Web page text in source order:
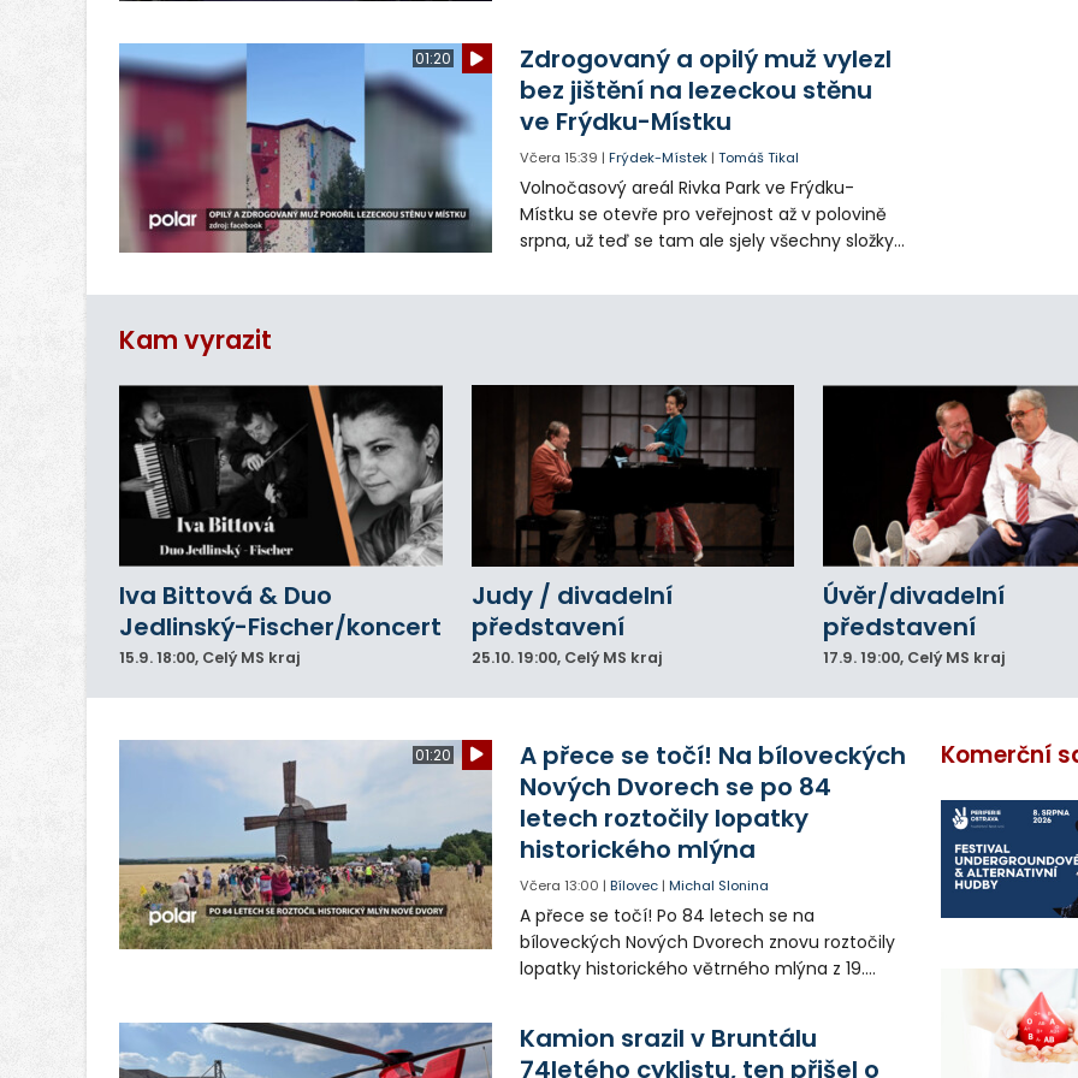
01:20
Zdrogovaný a opilý muž vylezl
bez jištění na lezeckou stěnu
ve Frýdku-Místku
Včera 15:39 |Frýdek-Místek |Tomáš Tikal
Volnočasový areál Rivka Park ve Frýdku-
Místku se otevře pro veřejnost až v polovině
srpna, už teď se tam ale sjely všechny složky
vniknutí opilého muže pod vlivem drog do
Kam vyrazit
Iva Bittová & Duo
Jedlinský-Fischer/koncert
15.9.18:00, Celý MS kraj
Judy / divadelní
představení
25.10. 19:00, Celý MS kraj
Úvěr/divadelní
představení
17.9.19:00, Celý MS kraj
01:20
A přece se točí! Na bíloveckých
Nových Dvorech se po 84
letech roztočily lopatky
historického mlýna
Včera 13:00 |Bílovec |Michal Slonina
A přece se točí! Po 84 letech se na
bíloveckých Nových Dvorech znovu roztočily
lopatky historického větrného mlýna z 19.
Kamion srazil v Bruntálu
74letého cyklistu, ten přišel o
Komerční